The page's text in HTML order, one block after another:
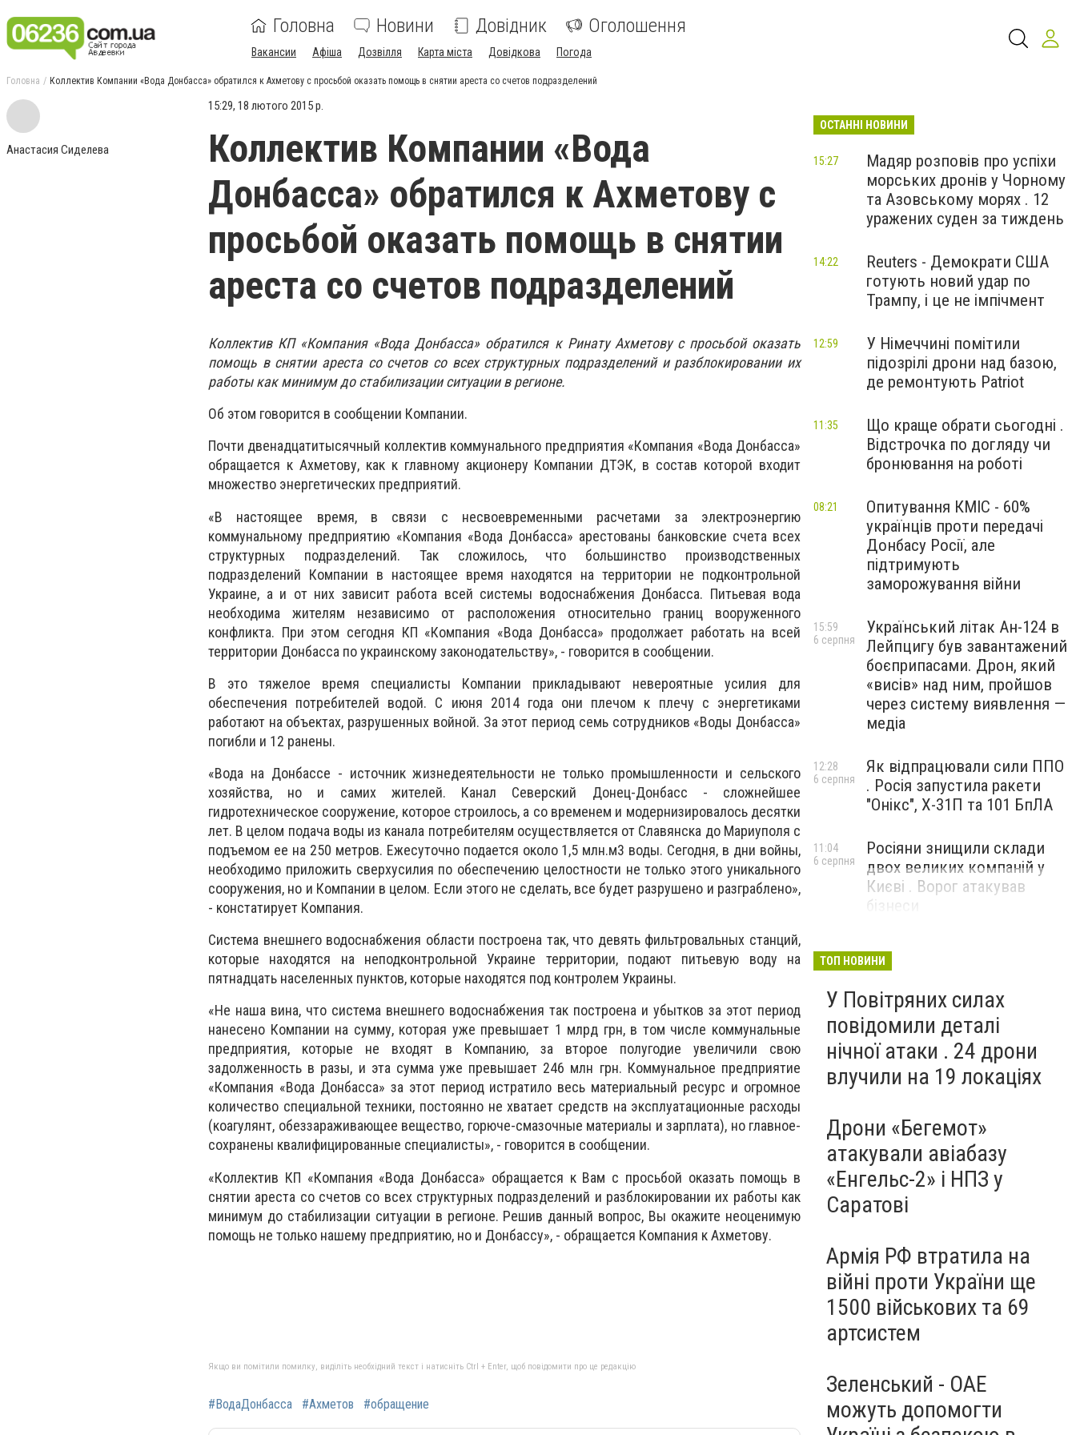
Головна Новини Довідник Оголошення
Вакансии Афіша Дозвілля Карта міста Довідкова Погода
Головна Коллектив Компании «Вода Донбасса» обратился к Ахметову с просьбой оказать помощь в снятии ареста со счетов подразделений
Анастасия Сиделева
15:29, 18 лютого 2015 р.
Коллектив Компании «Вода
Донбасса» обратился к Ахметову с
просьбой оказать помощь в снятии
ареста со счетов подразделений
Коллектив КП «Компания «Вода Донбасса» обратился к Ринату Ахметову с просьбой оказать
помощь в снятии ареста со счетов со всех структурных подразделений и разблокировании их
работы как минимум до стабилизации ситуации в регионе.
Об этом говорится в сообщении Компании.
Почти двенадцатитысячный коллектив коммунального предприятия «Компания «Вода Донбасса»
обращается к Ахметову, как к главному акционеру Компании ДТЭК, в состав которой входит
множество энергетических предприятий.
«В настоящее время, в связи с несвоевременными расчетами за электроэнергию
коммунальному предприятию «Компания «Вода Донбасса» арестованы банковские счета всех
структурных подразделений. Так сложилось, что большинство производственных
подразделений Компании в настоящее время находятся на территории не подконтрольной
Украине, а и от них зависит работа всей системы водоснабжения Донбасса. Питьевая вода
необходима жителям независимо от расположения относительно границ вооруженного
конфликта. При этом сегодня КП «Компания «Вода Донбасса» продолжает работать на всей
территории Донбасса по украинскому законодательству», - говорится в сообщении.
В это тяжелое время специалисты Компании прикладывают невероятные усилия для
обеспечения потребителей водой. С июня 2014 года они плечом к плечу с энергетиками
работают на объектах, разрушенных войной. За этот период семь сотрудников «Воды Донбасса»
погибли и 12 ранены.
«Вода на Донбассе - источник жизнедеятельности не только промышленности и сельского
хозяйства, но и самих жителей. Канал Северский Донец-Донбасс - сложнейшее
гидротехническое сооружение, которое строилось, а со временем и модернизировалось десятки
лет. В целом подача воды из канала потребителям осуществляется от Славянска до Мариуполя с
подъемом ее на 250 метров. Ежесуточно подается около 1,5 млн.м3 воды. Сегодня, в дни войны,
необходимо приложить сверхусилия по обеспечению целостности не только этого уникального
сооружения, но и Компании в целом. Если этого не сделать, все будет разрушено и разграблено»,
- констатирует Компания.
Система внешнего водоснабжения области построена так, что девять фильтровальных станций,
которые находятся на неподконтрольной Украине территории, подают питьевую воду на
пятнадцать населенных пунктов, которые находятся под контролем Украины.
«Не наша вина, что система внешнего водоснабжения так построена и убытков за этот период
нанесено Компании на сумму, которая уже превышает 1 млрд грн, в том числе коммунальные
предприятия, которые не входят в Компанию, за второе полугодие увеличили свою
задолженность в разы, и эта сумма уже превышает 246 млн грн. Коммунальное предприятие
«Компания «Вода Донбасса» за этот период истратило весь материальный ресурс и огромное
количество специальной техники, постоянно не хватает средств на эксплуатационные расходы
(коагулянт, обеззараживающее вещество, горюче-смазочные материалы и зарплата), но главное-
сохранены квалифицированные специалисты», - говорится в сообщении.
«Коллектив КП «Компания «Вода Донбасса» обращается к Вам с просьбой оказать помощь в
снятии ареста со счетов со всех структурных подразделений и разблокировании их работы как
минимум до стабилизации ситуации в регионе. Решив данный вопрос, Вы окажите неоценимую
помощь не только нашему предприятию, но и Донбассу», - обращается Компания к Ахметову.
Якщо ви помітили помилку, виділіть необхідний текст і натисніть Ctrl + Enter, щоб повідомити про це редакцію
#ВодаДонбасса #Ахметов #обращение
ОСТАННІ НОВИНИ
Мадяр розповів про успіхи
морських дронів у Чорному
та Азовському морях . 12
уражених суден за тиждень
15:27
Reuters - Демократи США
готують новий удар по
Трампу, і це не імпічмент
14:22
У Німеччині помітили
підозрілі дрони над базою,
де ремонтують Patriot
12:59
Що краще обрати сьогодні .
Відстрочка по догляду чи
бронювання на роботі
11:35
Опитування КМІС - 60%
українців проти передачі
Донбасу Росії, але
підтримують
заморожування війни
08:21
Український літак Ан-124 в
Лейпцигу був завантажений
боєприпасами. Дрон, який
«висів» над ним, пройшов
через систему виявлення —
медіа
15:59
6 серпня
Як відпрацювали сили ППО
. Росія запустила ракети
"Онікс", Х-31П та 101 БпЛА
12:28
6 серпня
Росіяни знищили склади
двох великих компаній у
Києві . Ворог атакував
бізнеси
11:04
6 серпня
ТОП НОВИНИ
У Повітряних силах
повідомили деталі
нічної атаки . 24 дрони
влучили на 19 локаціях
Дрони «Бегемот»
атакували авіабазу
«Енгельс-2» і НПЗ у
Саратові
Армія РФ втратила на
війні проти України ще
1500 військових та 69
артсистем
Зеленський - ОАЕ
можуть допомогти